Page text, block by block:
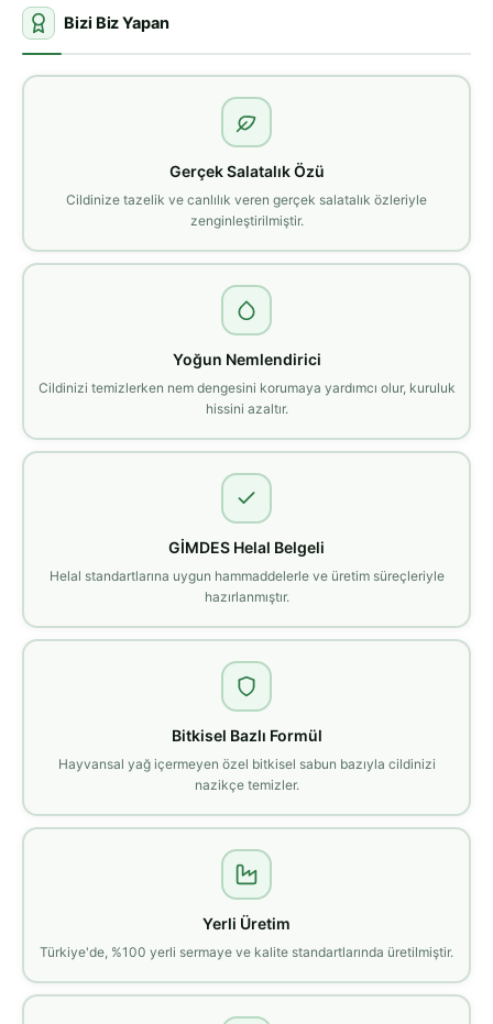
Bizi Biz Yapan
Gerçek Salatalık Özü
Cildinize tazelik ve canlılık veren gerçek salatalık özleriyle
zenginleştirilmiştir.
Yoğun Nemlendirici
Cildinizi temizlerken nem dengesini korumaya yardımcı olur, kuruluk
hissini azaltır.
GİMDES Helal Belgeli
Helal standartlarına uygun hammaddelerle ve üretim süreçleriyle
hazırlanmıştır.
Bitkisel Bazlı Formül
Hayvansal yağ içermeyen özel bitkisel sabun bazıyla cildinizi
nazikçe temizler.
Yerli Üretim
Türkiye'de, %100 yerli sermaye ve kalite standartlarında üretilmiştir.